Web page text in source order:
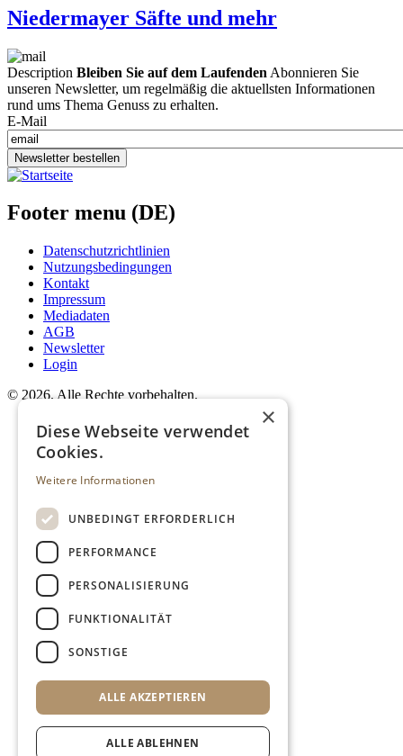
Niedermayer Säfte und mehr
Description Bleiben Sie auf dem Laufenden Abonnieren Sie
unseren Newsletter, um regelmäßig die aktuellsten Informationen
rund ums Thema Genuss zu erhalten.
E-Mail
Newsletter bestellen
Footer menu (DE)
Datenschutzrichtlinien
Nutzungsbedingungen
Kontakt
Impressum
Mediadaten
AGB
Newsletter
Login
© 2026. Alle Rechte vorbehalten.
×
Diese Webseite verwendet
Cookies.
Weitere Informationen
UNBEDINGT ERFORDERLICH
PERFORMANCE
PERSONALISIERUNG
FUNKTIONALITÄT
SONSTIGE
ALLE AKZEPTIEREN
ALLE ABLEHNEN